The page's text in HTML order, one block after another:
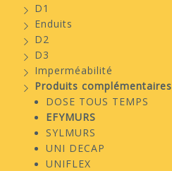
D1
Enduits
D2
D3
Imperméabilité
Produits complémentaires
DOSE TOUS TEMPS
EFYMURS
SYLMURS
UNI DECAP
UNIFLEX